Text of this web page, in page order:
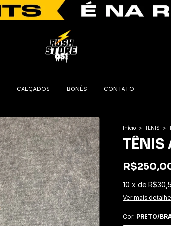
CALÇADOS BONÉS CONTATO
Início > TÊNIS >
10 x de
Ver mais
Cor: PRETO/